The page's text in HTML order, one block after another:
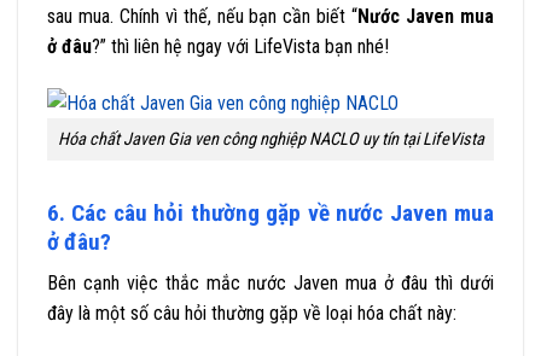
sau mua. Chính vì thế, nếu bạn cần biết “Nước Javen mua
ở đâu?” thì liên hệ ngay với LifeVista bạn nhé!
Hóa chất Javen Gia ven công nghiệp NACLO uy tín tại LifeVista
6. Các câu hỏi thường gặp về nước Javen mua
ở đâu?
Bên cạnh việc thắc mắc nước Javen mua ở đâu thì dưới
đây là một số câu hỏi thường gặp về loại hóa chất này: